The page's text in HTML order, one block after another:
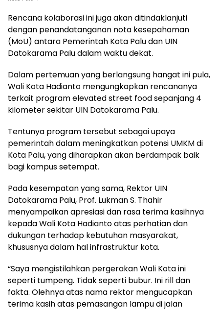
Rencana kolaborasi ini juga akan ditindaklanjuti
dengan penandatanganan nota kesepahaman
(MoU) antara Pemerintah Kota Palu dan UIN
Datokarama Palu dalam waktu dekat.
Dalam pertemuan yang berlangsung hangat ini pula,
Wali Kota Hadianto mengungkapkan rencananya
terkait program elevated street food sepanjang 4
kilometer sekitar UIN Datokarama Palu.
Tentunya program tersebut sebagai upaya
pemerintah dalam meningkatkan potensi UMKM di
Kota Palu, yang diharapkan akan berdampak baik
bagi kampus setempat.
Pada kesempatan yang sama, Rektor UIN
Datokarama Palu, Prof. Lukman S. Thahir
menyampaikan apresiasi dan rasa terima kasihnya
kepada Wali Kota Hadianto atas perhatian dan
dukungan terhadap kebutuhan masyarakat,
khususnya dalam hal infrastruktur kota.
“Saya mengistilahkan pergerakan Wali Kota ini
seperti tumpeng. Tidak seperti bubur. Ini rill dan
fakta. Olehnya atas nama rektor mengucapkan
terima kasih atas pemasangan lampu di jalan